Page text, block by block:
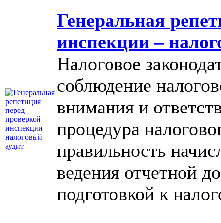
Генеральная
инспекции –
Налоговое
соблюдение
внимания и
процедура
правильность
ведения отчетной
подготовкой к